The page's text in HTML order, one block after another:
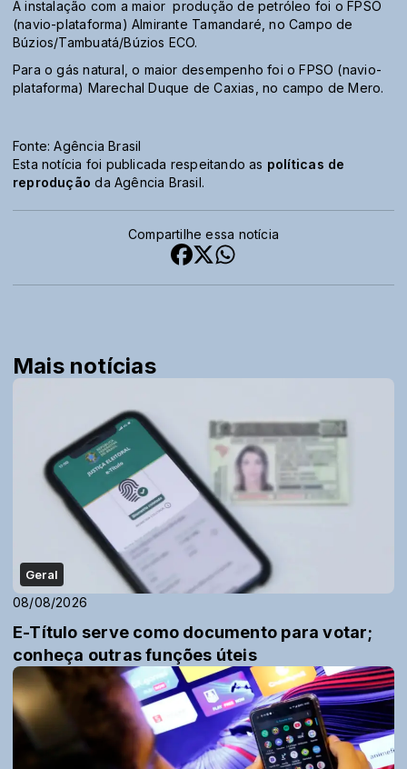
A instalação com a maior produção de petróleo foi o FPSO
(navio-plataforma) Almirante Tamandaré, no Campo de
Búzios/Tambuatá/Búzios ECO.
Para o gás natural, o maior desempenho foi o FPSO (navio-
plataforma) Marechal Duque de Caxias, no campo de Mero.
Fonte: Agência Brasil
Esta notícia foi publicada respeitando as políticas de
reprodução da Agência Brasil.
Compartilhe essa notícia
Mais notícias
Geral
08/08/2026
E-Título serve como documento para votar;
conheça outras funções úteis